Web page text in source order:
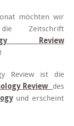
möchten wir
Zeitschrift
Review
Review ist die
Review des
und erscheint